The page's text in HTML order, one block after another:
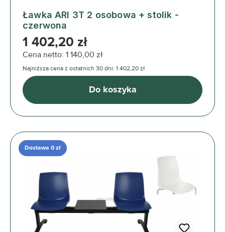
Ławka ARI 3T 2 osobowa + stolik -
czerwona
Cena regularna:
1 402,20 zł
Cena netto: 1 140,00 zł
Najniższa cena z ostatnich 30 dni: 1 402,20 zł
Do koszyka
Dostawa 0 zł